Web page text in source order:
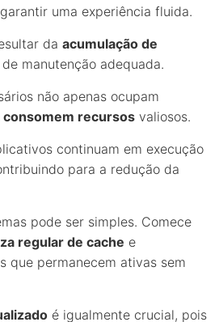
uma experiência fluida.
da acumulação de
manutenção adequada.
não apenas ocupam
consomem recursos valiosos.
continuam em execução
para a redução da
pode ser simples. Comece
regular de cache e
que permanecem ativas sem
é igualmente crucial, pois